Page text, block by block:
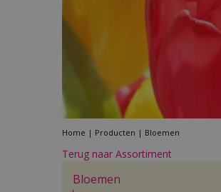
Home Producten Bloemen
Terug naar Assortiment
Bloemen